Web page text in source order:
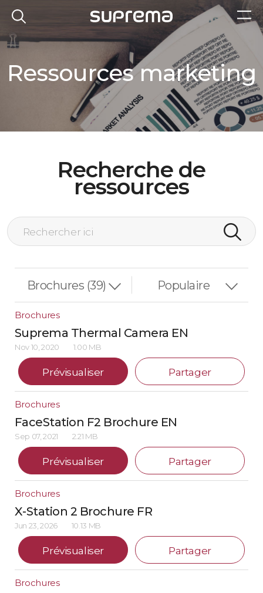
Ressources marketing
Recherche de
ressources
Brochures
Suprema Thermal Camera EN
Nov 10, 2020 1.00 MB
Prévisualiser Partager
Brochures
FaceStation F2 Brochure EN
Sep 07, 2021 2.21 MB
Prévisualiser Partager
Brochures
X-Station 2 Brochure FR
Jun 23, 2026 10.13 MB
Prévisualiser Partager
Brochures